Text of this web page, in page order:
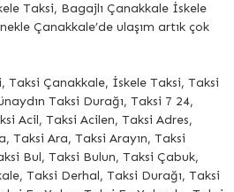
Taksi, Bagajlı Çanakkale İskele
Çanakkale’de ulaşım artık çok
Taksi Çanakkale, İskele Taksi, Taksi
Taksi Durağı, Taksi 7 24,
Acil, Taksi Acilen, Taksi Adres,
Taksi Ara, Taksi Arayın, Taksi
Bul, Taksi Bulun, Taksi Çabuk,
Taksi Derhal, Taksi Durağı, Taksi